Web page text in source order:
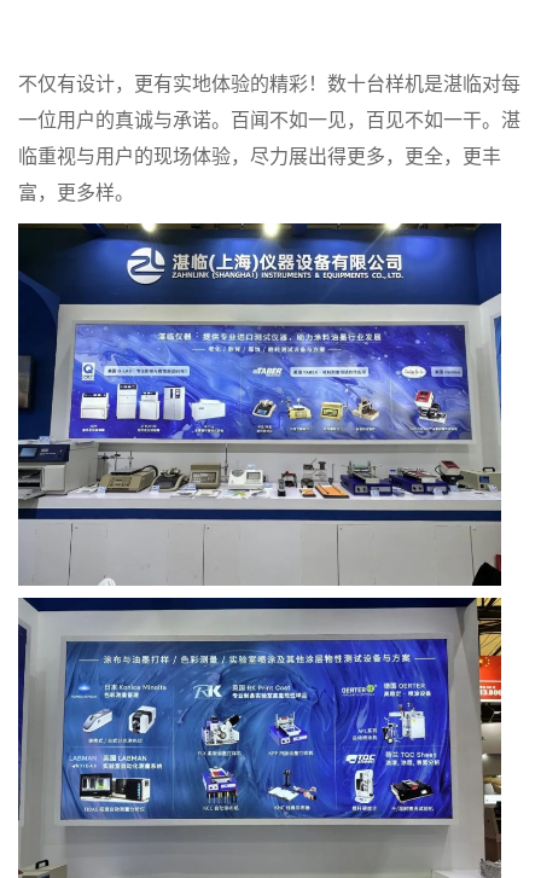
不仅有设计，更有实地体验的精彩！数十台样机是湛临对每
一位用户的真诚与承诺。百闻不如一见，百见不如一干。湛
临重视与用户的现场体验，尽力展出得更多，更全，更丰
富，更多样。